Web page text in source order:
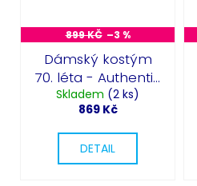
899 KČ –3 %
Dámský kostým
70. léta - Authentic
70s Chic
Skladem (2 ks)
869 Kč
DETAIL